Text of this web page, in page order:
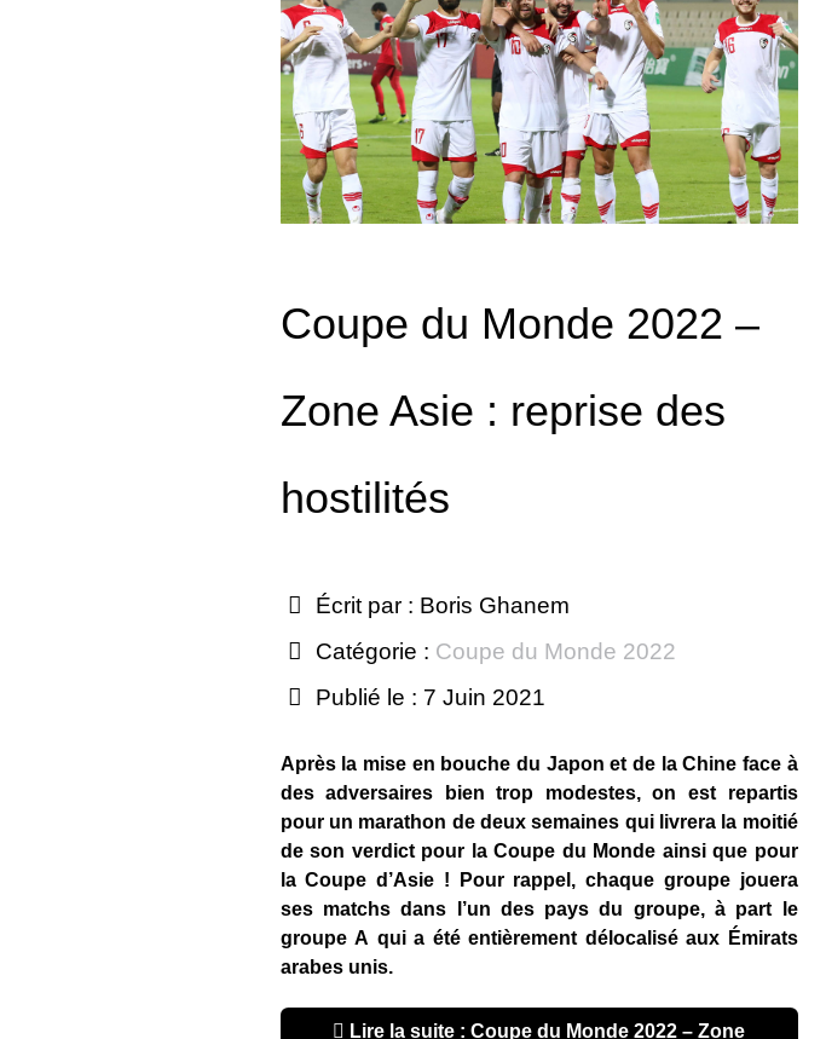
Coupe du Monde 2022 –
Zone Asie : reprise des
hostilités
Écrit par : Boris Ghanem
Catégorie : Coupe du Monde 2022
Publié le : 7 Juin 2021
Après la mise en bouche du Japon et de la Chine face à
des adversaires bien trop modestes, on est repartis
pour un marathon de deux semaines qui livrera la moitié
de son verdict pour la Coupe du Monde ainsi que pour
la Coupe d’Asie ! Pour rappel, chaque groupe jouera
ses matchs dans l ’un des pays du groupe, à part le
groupe A qui a été entièrement délocalisé aux Émirats
arabes unis.